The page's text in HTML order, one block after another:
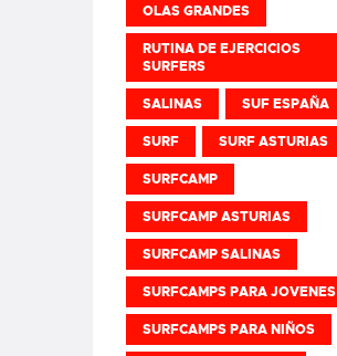
OLAS GRANDES
RUTINA DE EJERCICIOS
SURFERS
SALINAS SUF ESPAÑA
SURF SURF ASTURIAS
SURFCAMP
SURFCAMP ASTURIAS
SURFCAMP SALINAS
SURFCAMPS PARA JOVENES
SURFCAMPS PARA NIÑOS